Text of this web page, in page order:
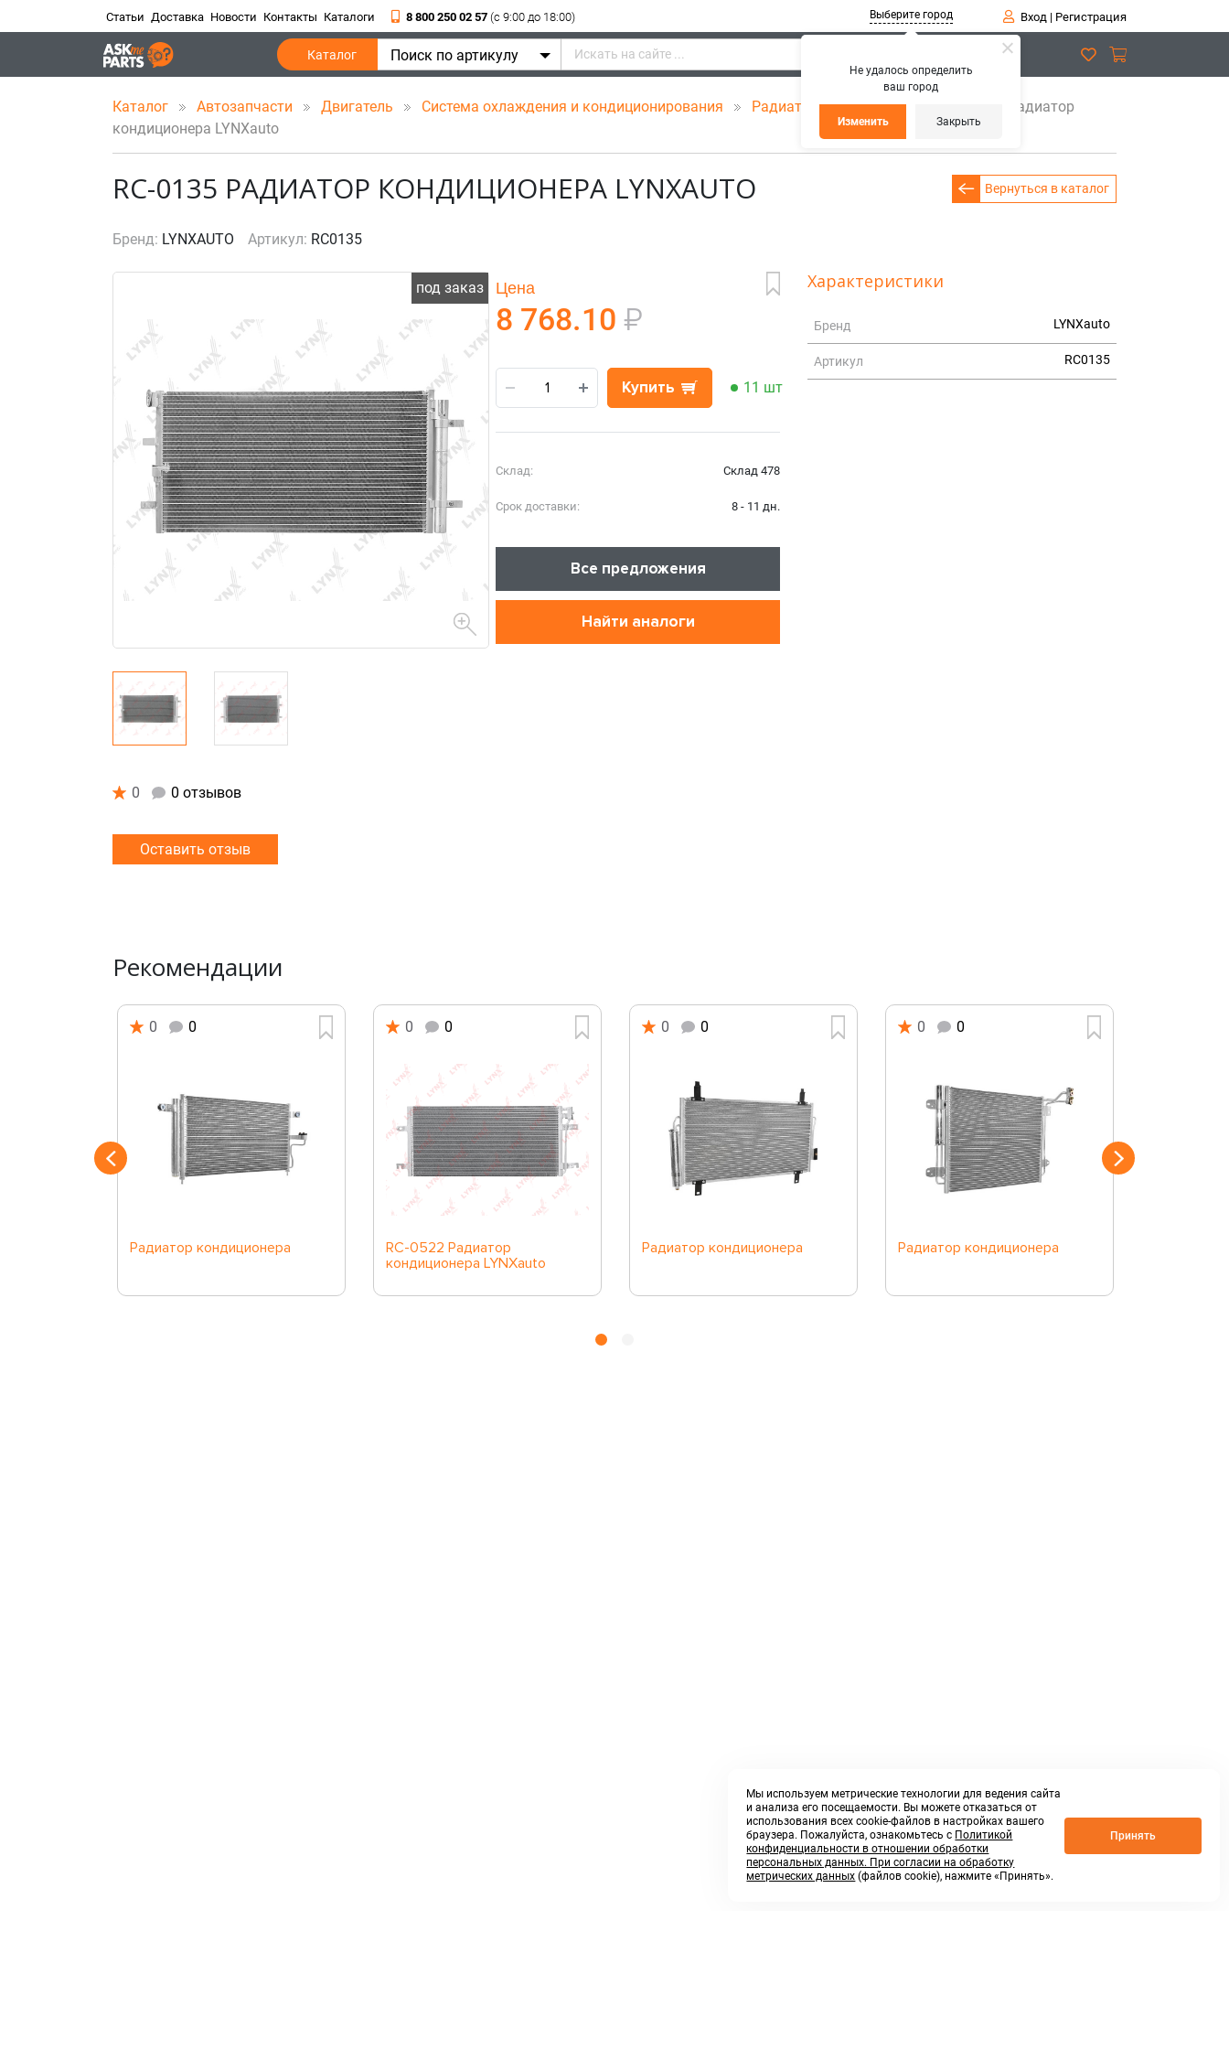
Не удалось определить
ваш город
Изменить Закрыть
Статьи Доставка Новости Контакты Каталоги 8 800 250 02 57 (c 9:00 до 18:00) Выберите город Вход| Регистрация
Каталог Поиск по артикулу
Каталог Автозапчасти Двигатель Система охлаждения и кондиционирования Радиатор кондиционера
RC-0135 Радиатор
кондиционера LYNXauto
Вернуться в каталог
RC-0135 РАДИАТОР КОНДИЦИОНЕРА LYNXAUTO
Бренд: LYNXAUTO Артикул: RC0135
под заказ Цена
8 768.10 ₽
Купить 11 шт
Склад: Склад 478
Срок доставки: 8 - 11 дн.
Все предложения
Найти аналоги
Характеристики
Бренд LYNXauto
Артикул RC0135
0 0 отзывов
Оставить отзыв
Рекомендации
0 0
Радиатор кондиционера
0 0
RC-0522 Радиатор
кондиционера LYNXauto
0 0
Радиатор кондиционера
0 0
Радиатор кондиционера
Мы используем метрические технологии для ведения сайта
и анализа его посещаемости. Вы можете отказаться от
использования всех cookie-файлов в настройках вашего
браузера. Пожалуйста, ознакомьтесь с Политикой
конфиденциальности в отношении обработки
персональных данных. При согласии на обработку
метрических данных (файлов cookie), нажмите «Принять».
Принять